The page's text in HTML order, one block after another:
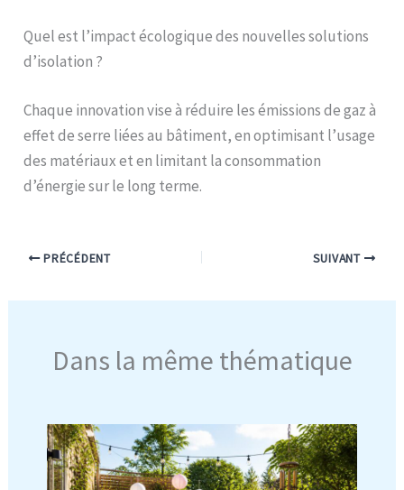
Quel est l’impact écologique des nouvelles solutions
d’isolation ?
Chaque innovation vise à réduire les émissions de gaz à
effet de serre liées au bâtiment, en optimisant l’usage
des matériaux et en limitant la consommation
d’énergie sur le long terme.
PRÉCÉDENT SUIVANT
Dans la même thématique